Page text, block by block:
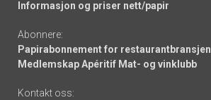
Informasjon og priser nett/papir
Abonnere:
Papirabonnement for restaurantbransjen
Medlemskap Apéritif Mat- og vinklubb
Kontakt oss: